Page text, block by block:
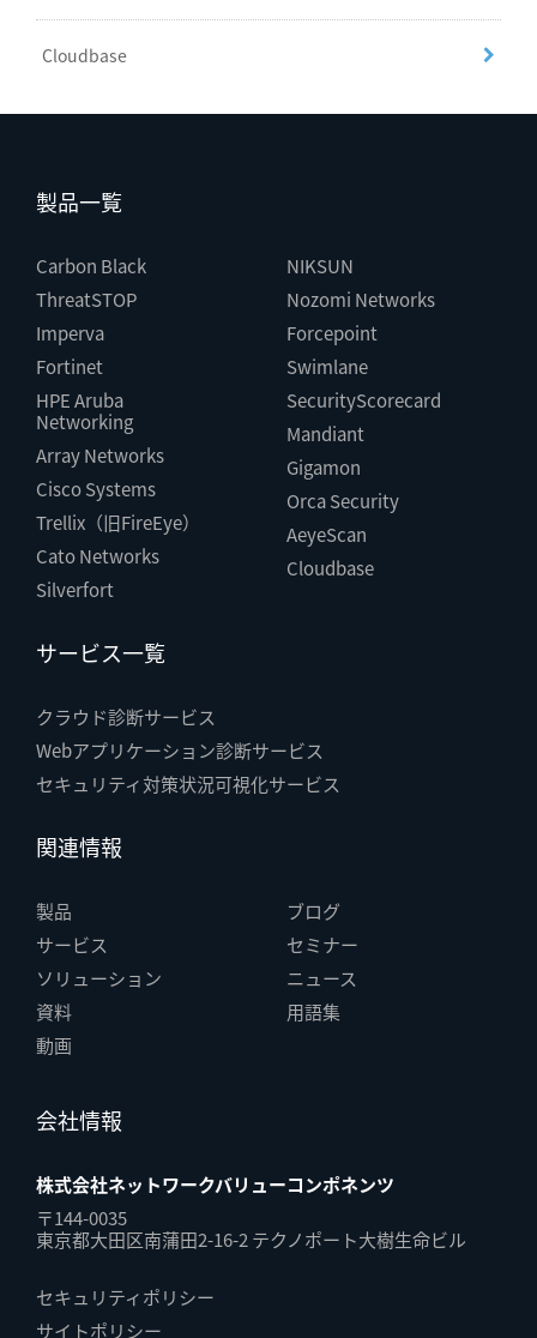
Cloudbase
製品一覧
Carbon Black
ThreatSTOP
Imperva
Fortinet
HPE Aruba
Networking
Array Networks
Cisco Systems
Trellix（旧FireEye）
Cato Networks
Silverfort
NIKSUN
Nozomi Networks
Forcepoint
Swimlane
SecurityScorecard
Mandiant
Gigamon
Orca Security
AeyeScan
Cloudbase
サービス一覧
クラウド診断サービス
Webアプリケーション診断サービス
セキュリティ対策状況可視化サービス
関連情報
製品
サービス
ソリューション
資料
動画
ブログ
セミナー
ニュース
用語集
会社情報
株式会社ネットワークバリューコンポネンツ
〒144-0035
東京都大田区南蒲田2-16-2 テクノポート大樹生命ビル
セキュリティポリシー
サイトポリシー